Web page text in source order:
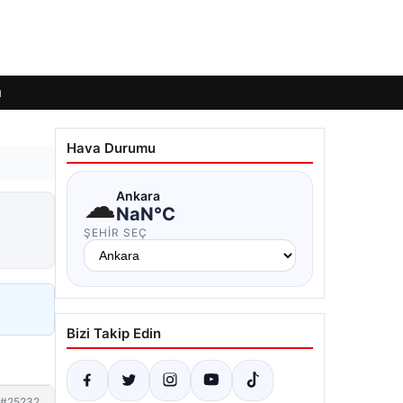
Hava Durumu
☁Ankara
NaN°C
ŞEHIR SEÇ
Bizi Takip Edin